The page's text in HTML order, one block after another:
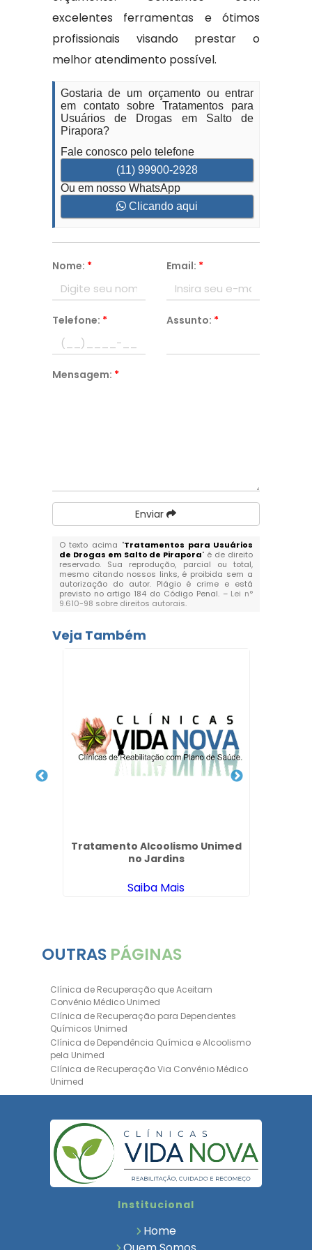
excelentes ferramentas e ótimos
profissionais visando prestar o
melhor atendimento possível.
Gostaria de um orçamento ou entrar
em contato sobre Tratamentos para
Usuários de Drogas em Salto de
Pirapora?
Fale conosco pelo telefone
(11) 99900-2928
Ou em nosso WhatsApp
Clicando aqui
Nome: * Email: *
Telefone: * Assunto: *
Mensagem: *
Enviar
O texto acima "Tratamentos para Usuários
de Drogas em Salto de Pirapora" é de direito
reservado. Sua reprodução, parcial ou total,
mesmo citando nossos links, é proibida sem a
autorização do autor. Plágio é crime e está
previsto no artigo 184 do Código Penal. – Lei n°
9.610-98 sobre direitos autorais.
Veja Também
Tratamento Alcoolismo Unimed
no Jardins
Saiba Mais
OUTRAS PÁGINAS
Clínica de Recuperação que Aceitam
Convênio Médico Unimed
Clínica de Recuperação para Dependentes
Químicos Unimed
Clínica de Dependência Química e Alcoolismo
pela Unimed
Clínica de Recuperação Via Convênio Médico
Unimed
Clínica de Recuperação Convênio Bradesco
Bradesco Saúde
Hospital Psiquiátrico para Dependentes
Químicos Unimed
Internação Unimed para Dependentes
Químicos
Bradesco SaúdeInstitucional
Home